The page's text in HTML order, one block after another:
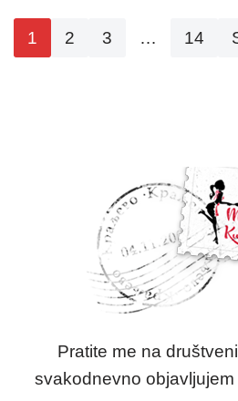
1 2 3 … 14
Pratite me na
svakodnevno